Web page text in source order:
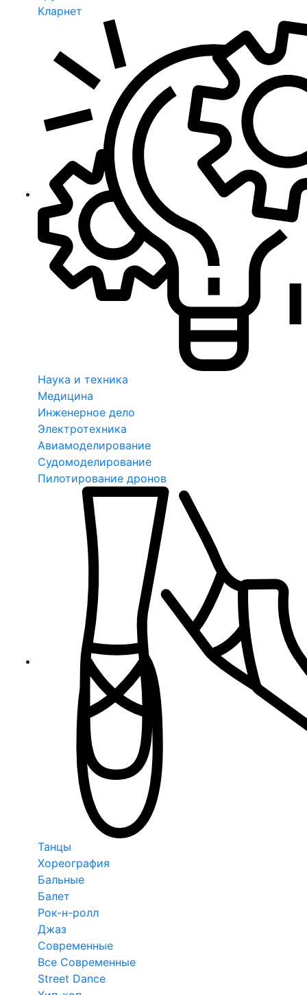
Кларнет
Наука и техника
Медицина
Инженерное дело
Электротехника
Авиамоделирование
Судомоделирование
Пилотирование дронов
Танцы
Хореография
Бальные
Балет
Рок-н-ролл
Джаз
Современные
Все Современные
Street Dance